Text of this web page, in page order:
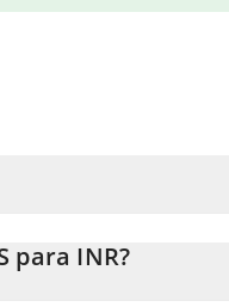
para INR?